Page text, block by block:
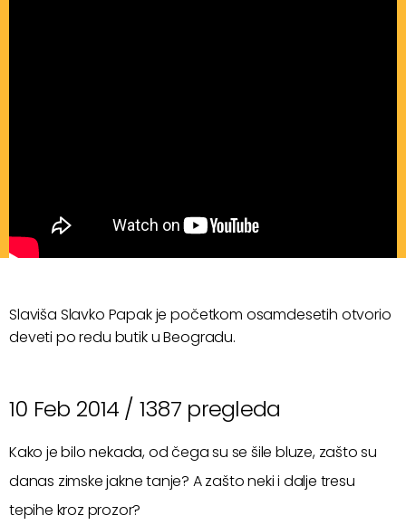
Slaviša Slavko Papak je početkom osamdesetih otvorio
deveti po redu butik u Beogradu.
10 Feb 2014 / 1387 pregleda
Kako je bilo nekada, od čega su se šile bluze, zašto su
danas zimske jakne tanje? A zašto neki i dalje tresu
tepihe kroz prozor?